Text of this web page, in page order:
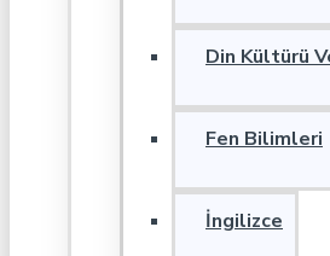
Din Kültürü
Fen Bilimleri
İngilizce